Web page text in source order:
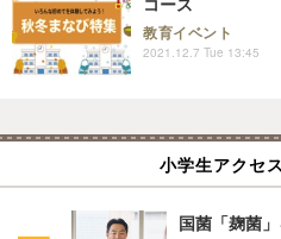
コース
教育イベント
2021.12.7 Tue 13:45
小学生アクセ
国菌「麹菌